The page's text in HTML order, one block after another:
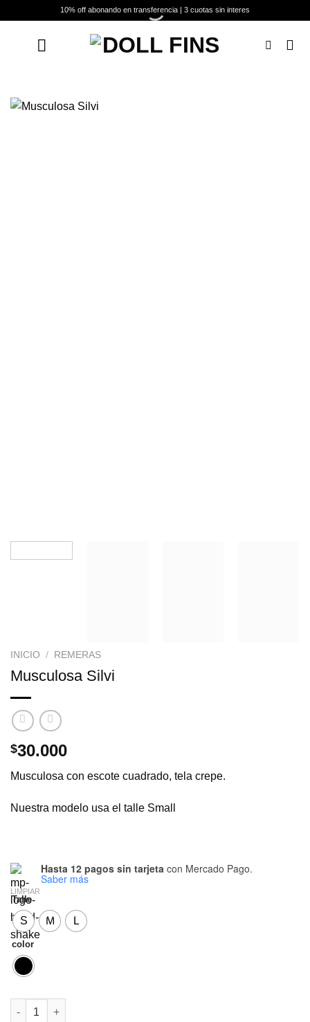
contenido
10% off abonando en transferencia | 3 cuotas sin interes
INICIO / REMERAS
Musculosa Silvi
$30.000
Musculosa con escote cuadrado, tela crepe.
Nuestra modelo usa el talle Small
Hasta 12 pagos sin tarjeta con Mercado Pago.
Saber más
Talle
S M L
color
LIMPIAR
Musculosa Silvi cantidad